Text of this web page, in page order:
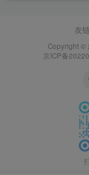
友
Copyright ©
京ICP备